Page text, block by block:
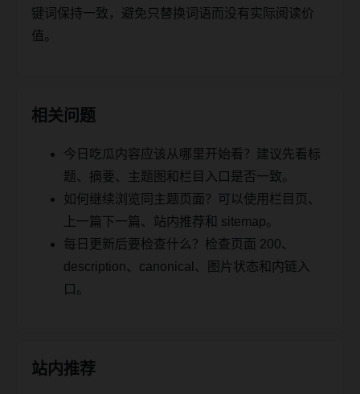
键词保持一致，避免只替换词语而没有实际阅读价
值。
相关问题
今日吃瓜内容应该从哪里开始看？建议先看标
题、摘要、主题图和栏目入口是否一致。
如何继续浏览同主题页面？可以使用栏目页、
上一篇下一篇、站内推荐和 sitemap。
每日更新后要检查什么？检查页面 200、
description、canonical、图片状态和内链入
口。
站内推荐